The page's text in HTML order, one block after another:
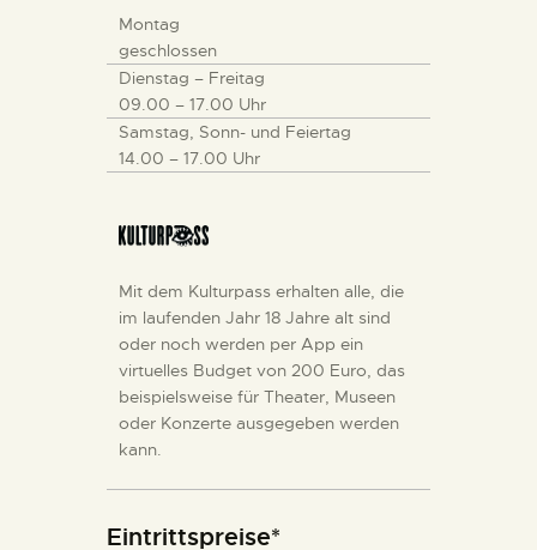
Montag
geschlossen
Dienstag – Freitag
09.00 – 17.00 Uhr
Samstag, Sonn- und Feiertag
14.00 – 17.00 Uhr
Mit dem Kulturpass erhalten alle, die
im laufenden Jahr 18 Jahre alt sind
oder noch werden per App ein
virtuelles Budget von 200 Euro, das
beispielsweise für Theater, Museen
oder Konzerte ausgegeben werden
kann.
Eintrittspreise*